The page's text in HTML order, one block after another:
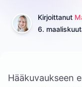
Kirjoittanut
6.
Hääkuvaukseen